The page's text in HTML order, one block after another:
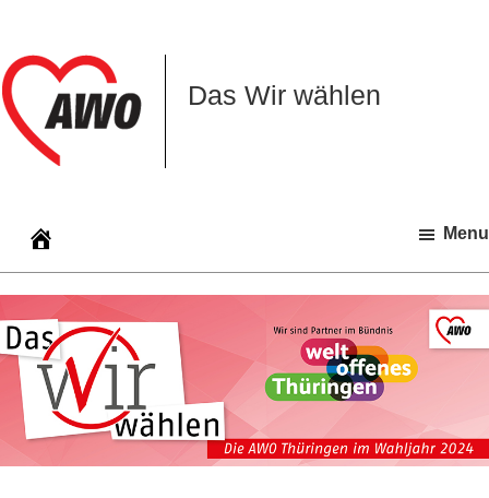
springen
springen
springen
Das Wir wählen
Menu